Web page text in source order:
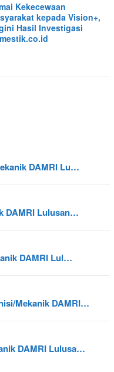
Kekecewaan
kepada Vision+,
Hasil Investigasi
DAMRI Lu…
DAMRI Lulusan…
DAMRI Lul…
Mekanik DAMRI…
DAMRI Lulusa…